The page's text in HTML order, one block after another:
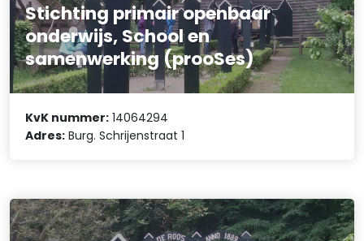
Stichting primair openbaar
onderwijs, School en
samenwerking (prooSes)
KvK nummer: 14064294
Adres: Burg. Schrijenstraat 1